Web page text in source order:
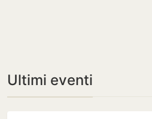
Ultimi eventi